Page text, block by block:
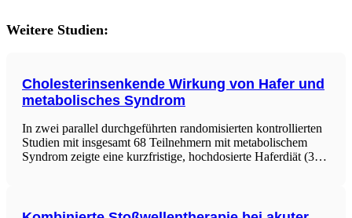
Weitere Studien:
Cholesterinsenkende Wirkung von Hafer und
metabolisches Syndrom
In zwei parallel durchgeführten randomisierten kontrollierten
Studien mit insgesamt 68 Teilnehmern mit metabolischem
Syndrom zeigte eine kurzfristige, hochdosierte Haferdiät (3